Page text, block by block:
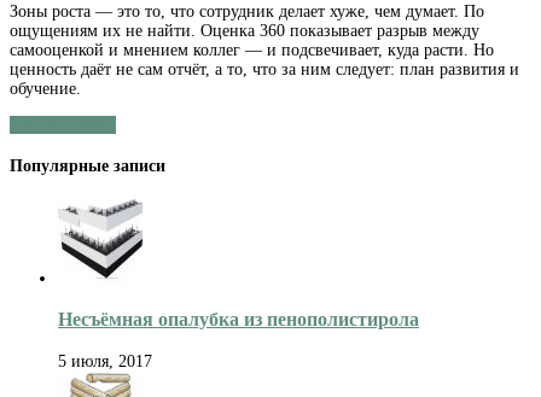
Зоны роста — это то, что сотрудник делает хуже, чем думает. По
ощущениям их не найти. Оценка 360 показывает разрыв между
самооценкой и мнением коллег — и подсвечивает, куда расти. Но
ценность даёт не сам отчёт, а то, что за ним следует: план развития и
обучение.
Популярные записи
Несъёмная опалубка из пенополистирола
5 июля, 2017